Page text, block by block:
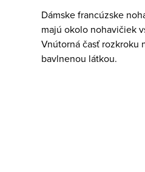
Dámske francúzske
majú okolo nohavičiek
Vnútorná časť rozkroku
bavlnenou látkou.